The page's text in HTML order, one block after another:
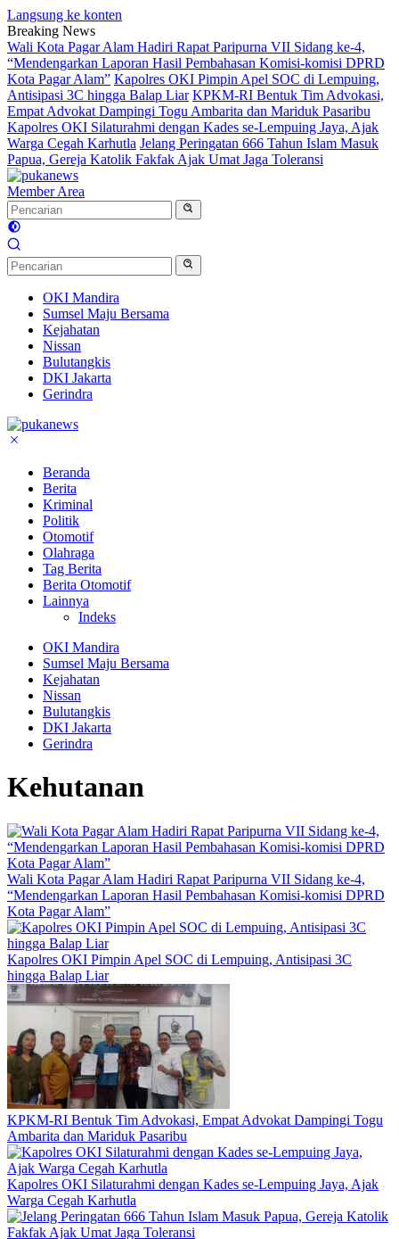
Langsung ke konten
Breaking News
Wali Kota Pagar Alam Hadiri Rapat Paripurna VII Sidang ke-4,
“Mendengarkan Laporan Hasil Pembahasan Komisi-komisi DPRD
Kota Pagar Alam” Kapolres OKI Pimpin Apel SOC di Lempuing,
Antisipasi 3C hingga Balap Liar KPKM-RI Bentuk Tim Advokasi,
Empat Advokat Dampingi Togu Ambarita dan Mariduk Pasaribu
Kapolres OKI Silaturahmi dengan Kades se-Lempuing Jaya, Ajak
Warga Cegah Karhutla Jelang Peringatan 666 Tahun Islam Masuk
Papua, Gereja Katolik Fakfak Ajak Umat Jaga Toleransi
Member Area
OKI Mandira
Sumsel Maju Bersama
Kejahatan
Nissan
Bulutangkis
DKI Jakarta
Gerindra
Beranda
Berita
Kriminal
Politik
Otomotif
Olahraga
Tag Berita
Berita Otomotif
Lainnya
Indeks
OKI Mandira
Sumsel Maju Bersama
Kejahatan
Nissan
Bulutangkis
DKI Jakarta
Gerindra
Kehutanan
Wali Kota Pagar Alam Hadiri Rapat Paripurna VII Sidang ke-4,
“Mendengarkan Laporan Hasil Pembahasan Komisi-komisi DPRD
Kota Pagar Alam”
Kapolres OKI Pimpin Apel SOC di Lempuing, Antisipasi 3C
hingga Balap Liar
KPKM-RI Bentuk Tim Advokasi, Empat Advokat Dampingi Togu
Ambarita dan Mariduk Pasaribu
Kapolres OKI Silaturahmi dengan Kades se-Lempuing Jaya, Ajak
Warga Cegah Karhutla